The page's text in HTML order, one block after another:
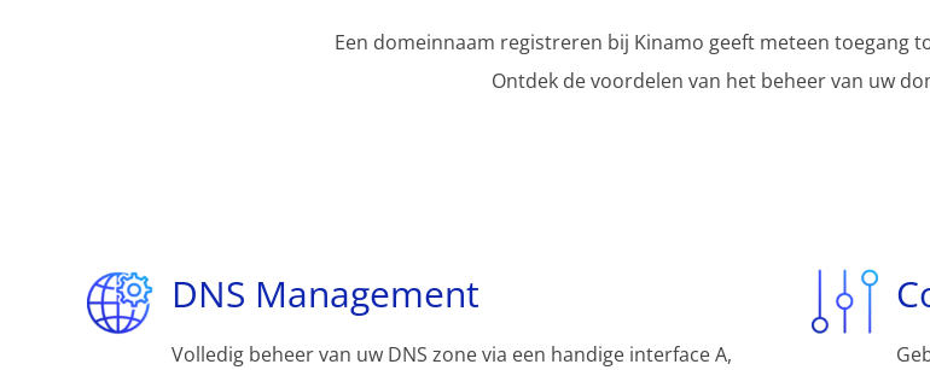
Een domeinnaam registreren bij Kinamo geeft meteen toegang
Ontdek de voordelen van het beheer van uw
DNS Management
Volledig beheer van uw DNS zone via een handige interface A,